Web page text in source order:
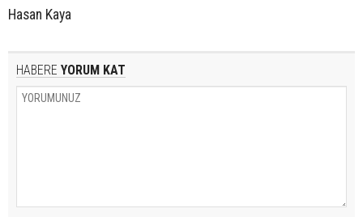
Hasan Kaya
HABERE YORUM KAT